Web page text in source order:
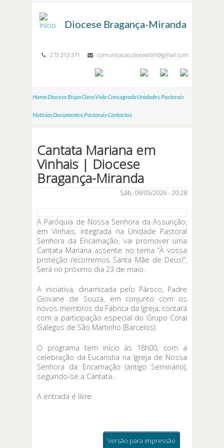
Diocese Bragança-Miranda
273 313 371 comunicacao.diocesebm@gmail.com
HomeDioceseBispoCleroVida ConsagradaUnidades Pastorais
NotíciasDocumentosPastoraisContactos
Cantata Mariana em
Vinhais | Diocese
Bragança-Miranda
Sáb, 09/05/2026 - 20:28
A Paróquia de Nossa Senhora da Assunção,
em Vinhais, integrada na Unidade Pastoral
Senhora da Encarnação, vai promover uma
Cantata Mariana assente no tema “À vossa
proteção recorremos Santa Mãe de Deus!”.
Será no próximo dia 23 de maio.
A iniciativa, dinamizada pelo Pároco, Padre
Giovane de Souza, em conjunto com os
novos membros da Fábrica da Igreja, contará
com a participação especial do Grupo Coral
Galegos de São Martinho (Barcelos).
O programa tem início às 18h00, com a
celebração da Eucaristia na Igreja de Nossa
Senhora da Encarnação (antigo Seminário),
seguindo-se a Cantata.
A entrada é livre.
Versão para impressão